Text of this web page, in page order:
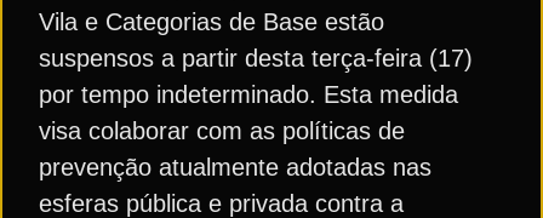
Vila e Categorias de Base estão
suspensos a partir desta terça-feira (17)
por tempo indeterminado. Esta medida
visa colaborar com as políticas de
prevenção atualmente adotadas nas
esferas pública e privada contra a